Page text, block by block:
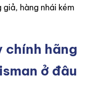
hàng nhái kém
chính hãng
ở đâu